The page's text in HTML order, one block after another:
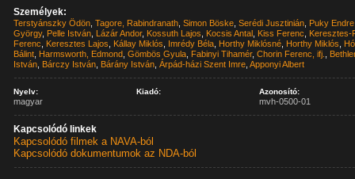
Személyek:
Terstyánszky Ödön ,Tagore, Rabindranath ,Simon Böske ,Serédi Jusztinián Puky Endre
György, Pelle István Lázár Andor, Kossuth Lajos Kocsis Antal Kiss Ferenc
Keresztes-
Ferenc
Keresztes Lajos Kállay Miklós Imrédy Béla Horthy Miklósné Horthy Miklós
Bálint Harmsworth, Edmond ,Gömbös Gyula Fabinyi Tihamér,Chorin Ferenc, ifj.
István Bárczy István Bárány István ,Árpád-házi Szent Imre ,Apponyi Albert
Nyelv:
magyar
Kiadó: Azonosító:
mvh-0500-01
Kapcsolódó linkek
Kapcsolódó filmek a NAVA-ból
Kapcsolódó dokumentumok az NDA-ból